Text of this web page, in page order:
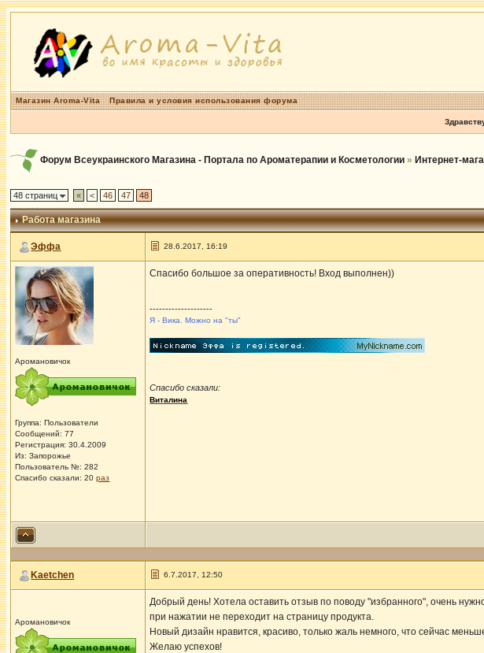
Магазин Aroma-Vita Правила и условия использования форума
Форум Всеукраинского Магазина - Портала по Ароматерапии и Косметологии » Интернет-
48 страниц « < 46 47 48
Работа магазина
Эффа 28.6.2017, 16:19
Аромановичок
Группа: Пользователи
Сообщений: 77
Регистрация: 30.4.2009
Из: Запорожье
Пользователь №: 282
Спасибо сказали:20 раз
Спасибо большое за оперативность! Вход выполнен))
--------------------
Я - Вика. Можно на "ты"
Спасибо сказали:
Виталина
Kaetchen 6.7.2017, 12:50
Аромановичок
Добрый день! Хотела оставить отзыв по поводу "избранного", очень
при нажатии не переходит на страницу продукта.
Новый дизайн нравится, красиво, только жаль немного, что сейчас
Желаю успехов!